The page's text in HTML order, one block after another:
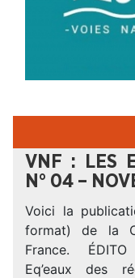
VNF : LES
N° 04 –
Voici la
format) de la
France. ÉDITO
Eq’eaux des